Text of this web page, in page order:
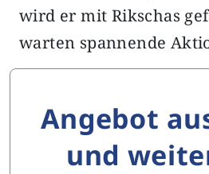
wird er mit Rikschas
warten spannende
Angebot
und